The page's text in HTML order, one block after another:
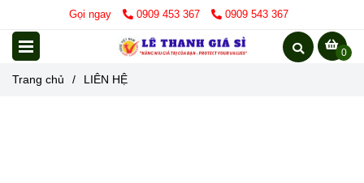
Gọi ngay 0909 453 367 0909 543 367
0
Trang chủ / LIÊN HỆ